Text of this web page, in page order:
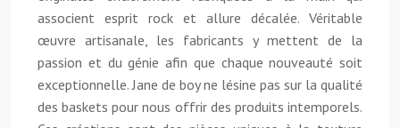
associent esprit rock et allure décalée. Véritable
œuvre artisanale, les fabricants y mettent de la
passion et du génie afin que chaque nouveauté soit
exceptionnelle. Jane de boy ne lésine pas sur la qualité
des baskets pour nous offrir des produits intemporels.